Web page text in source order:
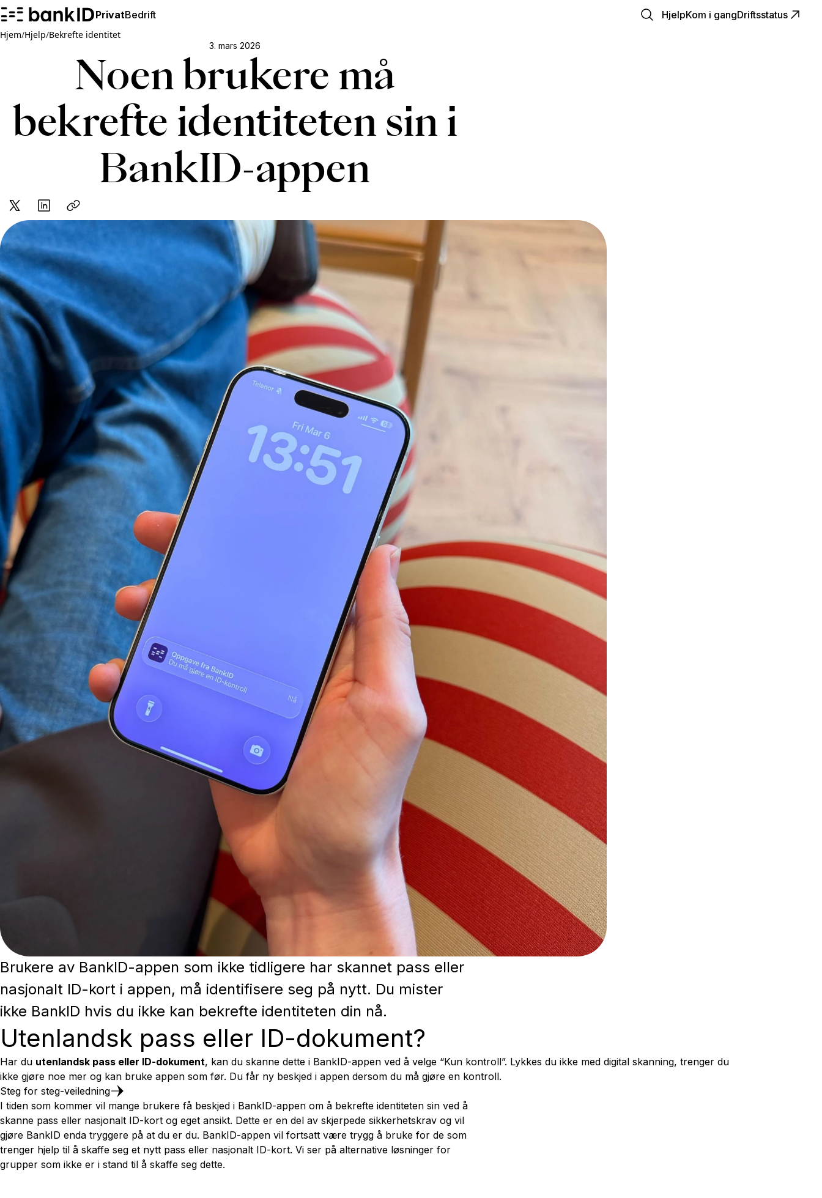
PrivatBedrift HjelpKom i gangDriftsstatus
Hjem/Hjelp/Bekrefte identitet
3. mars 2026
Noen brukere må
bekrefte identiteten sin i
BankID-appen
Brukere av BankID-appen som ikke tidligere har skannet pass eller
nasjonalt ID-kort i appen, må identifisere seg på nytt. Du mister
ikke BankID hvis du ikke kan bekrefte identiteten din nå.
Utenlandsk pass eller ID-dokument?
Har du utenlandsk pass eller ID-dokument, kan du skanne dette i BankID-appen ved å velge “Kun kontroll”. Lykkes du ikke med digital skanning, trenger du
ikke gjøre noe mer og kan bruke appen som før. Du får ny beskjed i appen dersom du må gjøre en kontroll.
Steg for steg-veiledning
I tiden som kommer vil mange brukere få beskjed i BankID-appen om å bekrefte identiteten sin ved å
skanne pass eller nasjonalt ID-kort og eget ansikt. Dette er en del av skjerpede sikkerhetskrav og vil
gjøre BankID enda tryggere på at du er du. BankID-appen vil fortsatt være trygg å bruke for de som
trenger hjelp til å skaffe seg et nytt pass eller nasjonalt ID-kort. Vi ser på alternative løsninger for
grupper som ikke er i stand til å skaffe seg dette.